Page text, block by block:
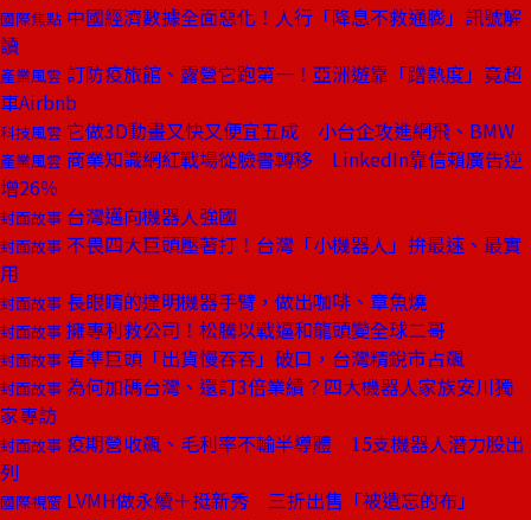
國際焦點 中國經濟數據全面惡化！人行「降息不救通膨」訊號解
讀
產業風雲 訂防疫旅館、露營它跑第一！亞洲遊靠「蹭熱度」竟超
車Airbnb
科技風雲 它做3D動畫又快又便宜五成 小台企攻進網飛、BMW
產業風雲 商業知識網紅戰場從臉書轉移 LinkedIn靠信賴廣告逆
增26％
封面故事 台灣邁向機器人強國
封面故事 不畏四大巨頭壓著打！台灣「小機器人」拚最速、最實
用
封面故事 長眼睛的達明機器手臂，做出咖啡、章魚燒
封面故事 擁專利救公司！松騰以戰逼和龍頭變全球二哥
封面故事 看準巨頭「出貨慢吞吞」破口，台灣精銳市占飆
封面故事 為何加碼台灣、還訂3倍業績？四大機器人家族安川獨
家專訪
封面故事 疫期營收飆、毛利率不輸半導體 15支機器人潛力股出
列
國際視窗 LVMH做永續＋挺新秀 三折出售「被遺忘的布」